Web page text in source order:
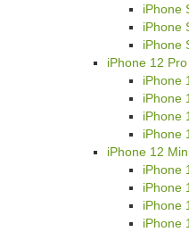
iPhone
iPhone
iPhone
iPhone 12 Pro
iPhone
iPhone
iPhone
iPhone
iPhone 12
iPhone
iPhone
iPhone
iPhone